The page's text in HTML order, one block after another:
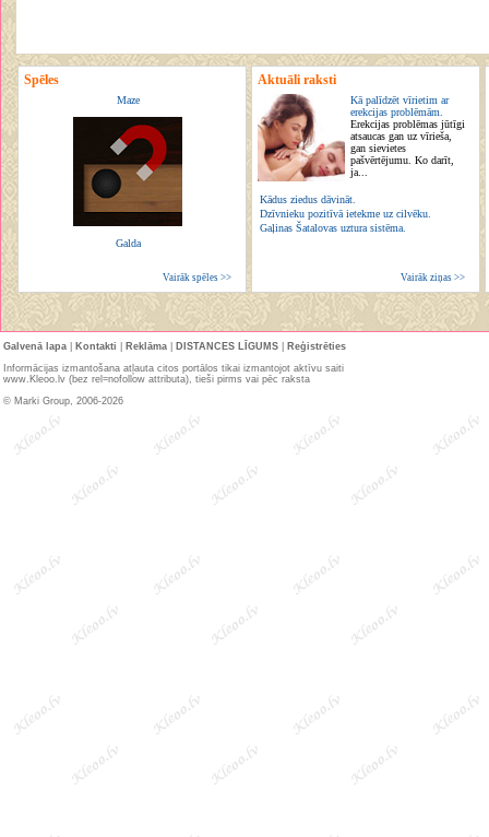
Spēles
Maze
Galda
Vairāk spēles >>
Aktuāli raksti
Kā palīdzēt vīrietim ar
erekcijas problēmām.
Erekcijas problēmas jūtīgi
atsaucas gan uz vīrieša,
gan sievietes
pašvērtējumu. Ko darīt,
ja...
Kādus ziedus dāvināt.
Dzīvnieku pozitīvā ietekme uz cilvēku.
Gaļinas Šatalovas uztura sistēma.
Vairāk ziņas >>
Galvenā lapa Kontakti Reklāma DISTANCES LĪGUMS
Reģistrēties
Informācijas izmantošana atļauta citos portālos tikai izmantojot aktīvu saiti
www.Kleoo.lv (bez rel=nofollow attributa), tieši pirms vai pēc raksta
© Marki Group, 2006-2026